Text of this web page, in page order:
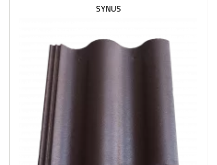
SYNUS